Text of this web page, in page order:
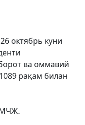
октябрь куни
ва оммавий
рақам билан
МЧЖ.